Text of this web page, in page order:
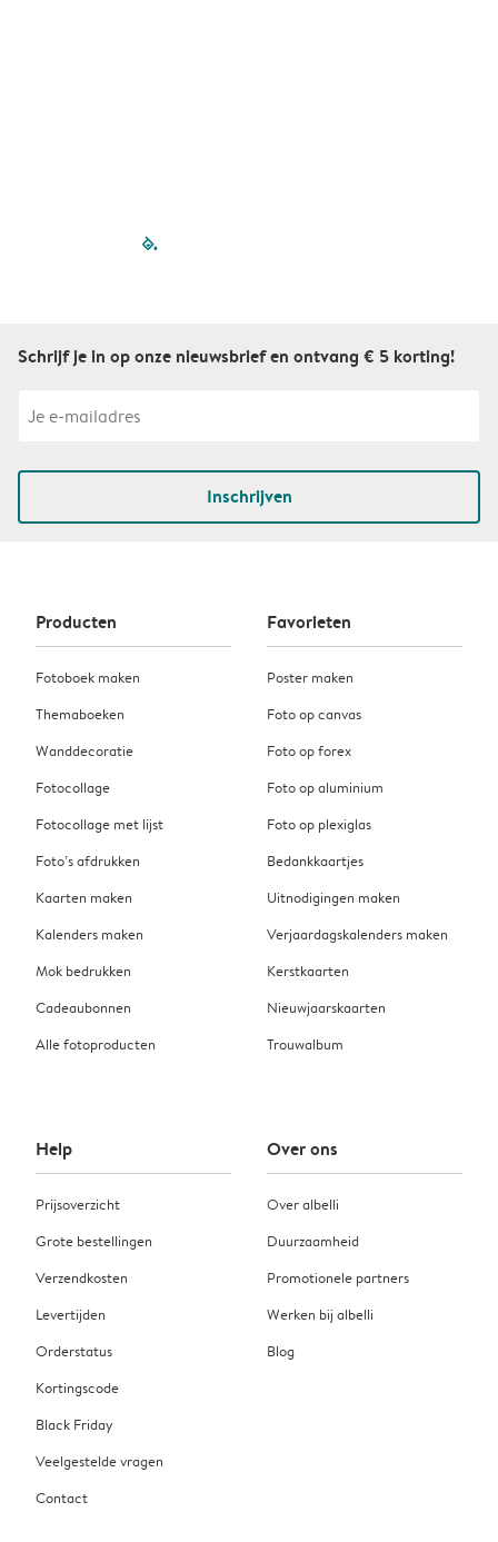
filled-pagination
Schrijf je in op onze nieuwsbrief en ontvang € 5 korting!
Inschrijven
Producten
Fotoboek maken
Themaboeken
Wanddecoratie
Fotocollage
Fotocollage met lijst
Foto’s afdrukken
Kaarten maken
Kalenders maken
Mok bedrukken
Cadeaubonnen
Alle fotoproducten
Favorieten
Poster maken
Foto op canvas
Foto op forex
Foto op aluminium
Foto op plexiglas
Bedankkaartjes
Uitnodigingen maken
Verjaardagskalenders maken
Kerstkaarten
Nieuwjaarskaarten
Trouwalbum
Help
Prijsoverzicht
Grote bestellingen
Verzendkosten
Levertijden
Orderstatus
Kortingscode
Black Friday
Veelgestelde vragen
Contact
Over ons
Over albelli
Duurzaamheid
Promotionele partners
Werken bij albelli
Blog